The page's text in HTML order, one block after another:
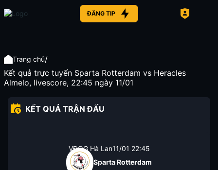
ĐĂNG TIP
Trang chủ/
Kết quả trực tuyến Sparta Rotterdam vs Heracles
Almelo, livescore, 22:45 ngày 11/01
KẾT QUẢ TRẬN ĐẤU
VĐQG Hà Lan11/01 22:45
Sparta Rotterdam